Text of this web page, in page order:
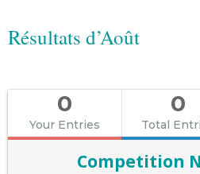
Résultats d’Août
0
Your Entries
0
Total
Competition